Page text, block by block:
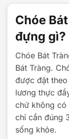
Chóe
đựng gì?
Chóe Bát
Bát Tràng.
được đặt
lương thực
chứ không
chỉ cần đúng
sống khỏe.